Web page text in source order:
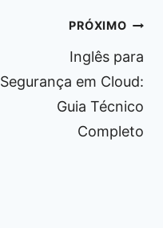
PRÓXIMO
Inglês para
Segurança em Cloud:
Guia Técnico
Completo